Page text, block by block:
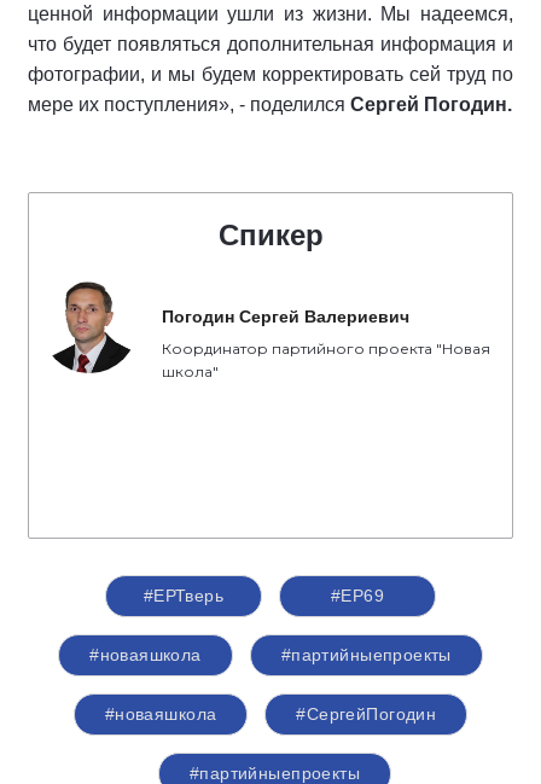
ценной информации ушли из жизни. Мы надеемся,
что будет появляться дополнительная информация и
фотографии, и мы будем корректировать сей труд по
мере их поступления», - поделился Сергей Погодин.
Спикер
Погодин Сергей Валериевич
Координатор партийного проекта "Новая
школа"
#ЕРТверь #ЕР69
#новаяшкола #партийныепроекты
#новаяшкола #СергейПогодин
#партийныепроекты